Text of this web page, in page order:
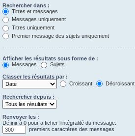
Rechercher dans :
Titres et messages
Messages uniquement
Titres uniquement
Premier message des sujets uniquement
Afficher les résultats sous forme de :
Messages
Sujets
Classer les résultats par :
Croissant
Décroissant
Rechercher depuis :
Renvoyer les :
Définir à 0 pour afficher l’intégralité du message.
premiers caractères des messages